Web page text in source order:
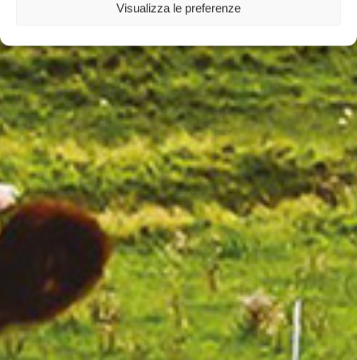
Visualizza le preferenze
nível internacional